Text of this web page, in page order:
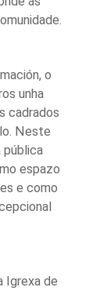
o
unha
cadrados
Neste
pública
espazo
e como
Igrexa de